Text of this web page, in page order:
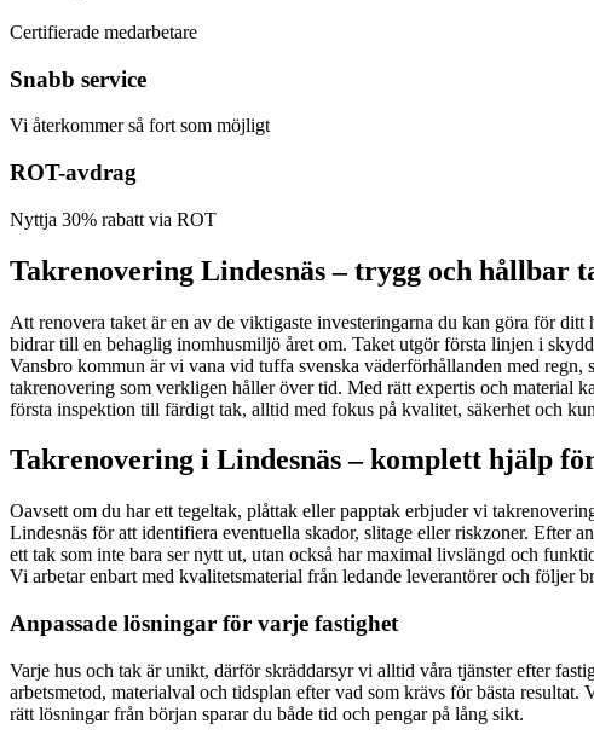
Certifierade medarbetare
Snabb service
Vi återkommer så fort som möjligt
ROT-avdrag
Nyttja 30% rabatt via ROT
Takrenovering Lindesnäs – trygg och hållbar
Att renovera taket är en av de viktigaste investeringarna du kan göra för
bidrar till en behaglig inomhusmiljö året om. Taket utgör första linjen i
Vansbro kommun är vi vana vid tuffa svenska väderförhållanden med
takrenovering som verkligen håller över tid. Med rätt expertis och material
första inspektion till färdigt tak, alltid med fokus på kvalitet, säkerhet och
Takrenovering i Lindesnäs – komplett hjälp
Oavsett om du har ett tegeltak, plåttak eller papptak erbjuder vi
Lindesnäs för att identifiera eventuella skador, slitage eller riskzoner. Efter
ett tak som inte bara ser nytt ut, utan också har maximal livslängd och
Vi arbetar enbart med kvalitetsmaterial från ledande leverantörer och följer
Anpassade lösningar för varje fastighet
Varje hus och tak är unikt, därför skräddarsyr vi alltid våra tjänster efter
arbetsmetod, materialval och tidsplan efter vad som krävs för bästa
rätt lösningar från början sparar du både tid och pengar på lång sikt.